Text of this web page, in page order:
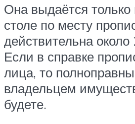
Она выдаётся
столе по месту
действительна около
Если в справке
лица, то
владельцем
будете.